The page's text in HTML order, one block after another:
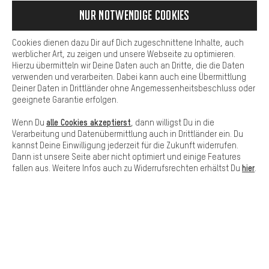
Lass Dich beraten
Terminbuchung
Kontaktformular
Unsere Datenschutzerklärung
Sprache"
DE EN ES FR
Services zu nutzen, die es dir erleichtern die richtigen Produkte zu
finden. Beispielsweise bieten wir eine Chat-Funktion an, damit
Fragen schnell und unkompliziert beantwortet werden können.
Basis
Basis-Cookies gewährleisten, dass Du unsere Webseite
grundsätzlich nutzen kannst.
Nur Notwendige Cookies
Cookies dienen dazu Dir auf Dich zugeschnittene Inhalte, auch
werblicher Art, zu zeigen und unsere Webseite zu optimieren.
Hierzu übermitteln wir Deine Daten auch an Dritte, die die Daten
verwenden und verarbeiten. Dabei kann auch eine Übermittlung
Deiner Daten in Drittländer ohne Angemessenheitsbeschluss oder
geeignete Garantie erfolgen.
Wenn Du alle Cookies akzeptierst , dann willigst Du in die
Verarbeitung und Datenübermittlung auch in Drittländer ein. Du
kannst Deine Einwilligung jederzeit für die Zukunft widerrufen.
Dann ist unsere Seite aber nicht optimiert und einige Features
fallen aus. Weitere Infos auch zu Widerrufsrechten erhältst Du hier